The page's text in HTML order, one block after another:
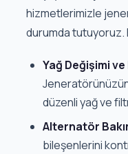
hizmetlerimizle
durumda tutuyoruz.
Yağ Değişimi
düzenli yağ ve
Alternatör
bileşenlerini